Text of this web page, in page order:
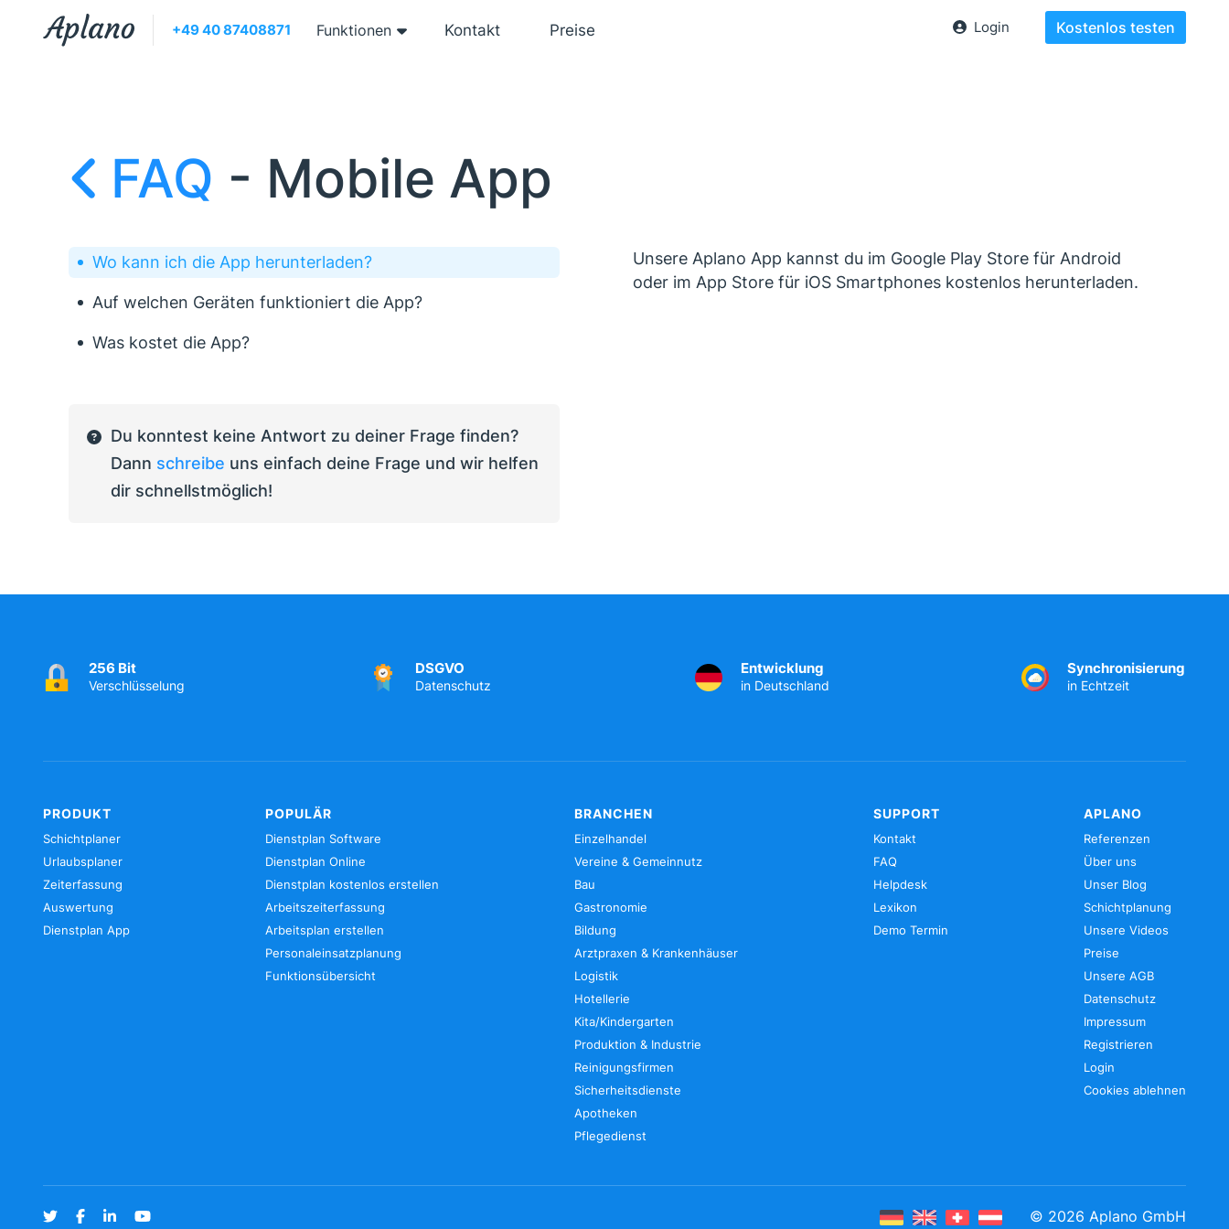
+49 40 87408871 Funktionen Kontakt Preise Login Kostenlos testen
FAQ - Mobile App
Wo kann ich die App herunterladen?
Auf welchen Geräten funktioniert die App?
Was kostet die App?
Du konntest keine Antwort zu deiner Frage finden?
Dann schreibe uns einfach deine Frage und wir helfen
dir schnellstmöglich!
Unsere Aplano App kannst du im Google Play Store für Android
oder im App Store für iOS Smartphones kostenlos herunterladen.
256 Bit
Verschlüsselung
DSGVO
Datenschutz
Entwicklung
in Deutschland
Synchronisierung
in Echtzeit
PRODUKT
Schichtplaner
Urlaubsplaner
Zeiterfassung
Auswertung
Dienstplan App
POPULÄR
Dienstplan Software
Dienstplan Online
Dienstplan kostenlos erstellen
Arbeitszeiterfassung
Arbeitsplan erstellen
Personaleinsatzplanung
Funktionsübersicht
BRANCHEN
Einzelhandel
Vereine & Gemeinnutz
Bau
Gastronomie
Bildung
Arztpraxen & Krankenhäuser
Logistik
Hotellerie
Kita/Kindergarten
Produktion & Industrie
Reinigungsfirmen
Sicherheitsdienste
Apotheken
Pflegedienst
SUPPORT
Kontakt
FAQ
Helpdesk
Lexikon
Demo Termin
APLANO
Referenzen
Über uns
Unser Blog
Schichtplanung
Unsere Videos
Preise
Unsere AGB
Datenschutz
Impressum
Registrieren
Login
Cookies ablehnen
© 2026 Aplano GmbH